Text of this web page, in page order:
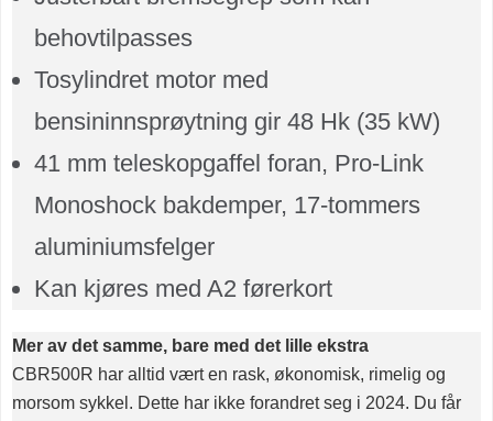
behovtilpasses
Tosylindret motor med
bensininnsprøytning gir 48 Hk (35 kW)
41 mm teleskopgaffel foran, Pro-Link
Monoshock bakdemper, 17-tommers
aluminiumsfelger
Kan kjøres med A2 førerkort
Mer av det samme, bare med det lille ekstra
CBR500R har alltid vært en rask, økonomisk, rimelig og
morsom sykkel. Dette har ikke forandret seg i 2024. Du får